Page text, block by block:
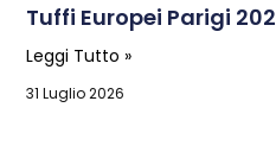
Tuffi Europei Parigi
Leggi Tutto »
31 Luglio 2026